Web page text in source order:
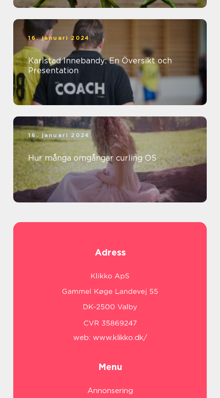
16. januari 2024
Karlstad Innebandy: En Översikt och
Presentation
16. januari 2024
Hur många omgångar curling OS
Adress
web: www.klikko.dk/
Menu
Annonsering